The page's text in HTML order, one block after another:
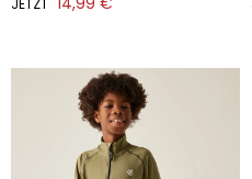
JETZT